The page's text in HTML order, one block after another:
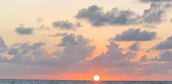
Atendimento médico especializado em
"sentimentos", "pensamentos" e
para crianças, adolescentes e adultos
Dr. Brunno A. Nóbrega - currículo